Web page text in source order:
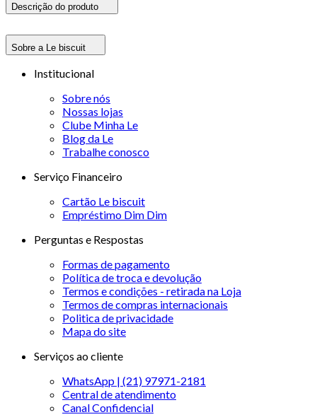
Descrição do produto
Sobre a Le biscuit
Institucional
Sobre nós
Nossas lojas
Clube Minha Le
Blog da Le
Trabalhe conosco
Serviço Financeiro
Cartão Le biscuit
Empréstimo Dim Dim
Perguntas e Respostas
Formas de pagamento
Política de troca e devolução
Termos e condições - retirada na Loja
Termos de compras internacionais
Politica de privacidade
Mapa do site
Serviços ao cliente
WhatsApp | (21) 97971-2181
Central de atendimento
Canal Confidencial